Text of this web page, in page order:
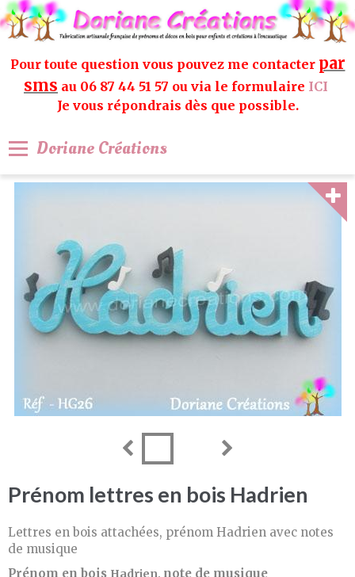
Pour toute question vous pouvez me contacter par
sms au 06 87 44 51 57 ou via le formulaire ICI
Je vous répondrais dès que possible.
Doriane Créations
Prénom lettres en bois Hadrien
Lettres en bois attachées, prénom Hadrien avec notes
de musique
Prénom en bois Hadrien, note de musique